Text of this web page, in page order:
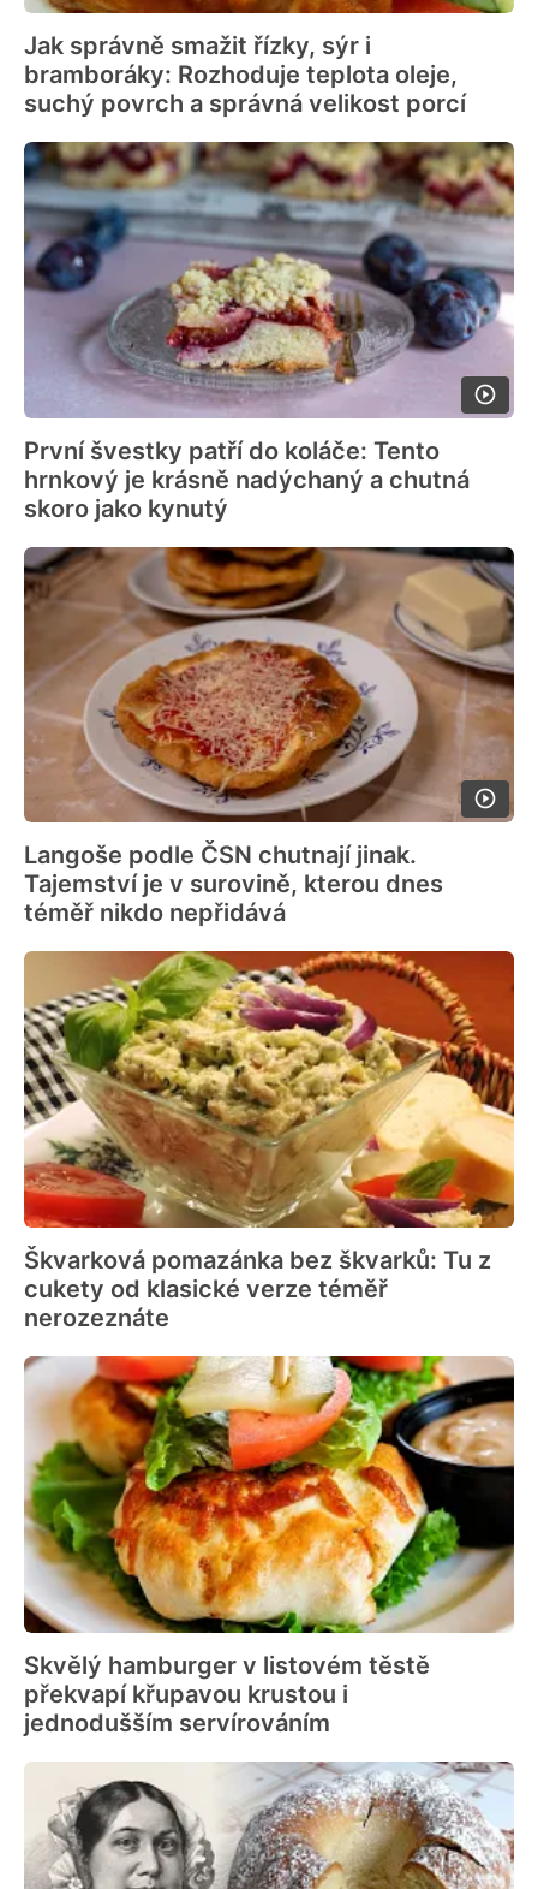
Jak správně smažit řízky, sýr i
bramboráky: Rozhoduje teplota oleje,
suchý povrch a správná velikost porcí
První švestky patří do koláče: Tento
hrnkový je krásně nadýchaný a chutná
skoro jako kynutý
Langoše podle ČSN chutnají jinak.
Tajemství je v surovině, kterou dnes
téměř nikdo nepřidává
Škvarková pomazánka bez škvarků: Tu z
cukety od klasické verze téměř
nerozeznáte
Skvělý hamburger v listovém těstě
překvapí křupavou krustou i
jednodušším servírováním